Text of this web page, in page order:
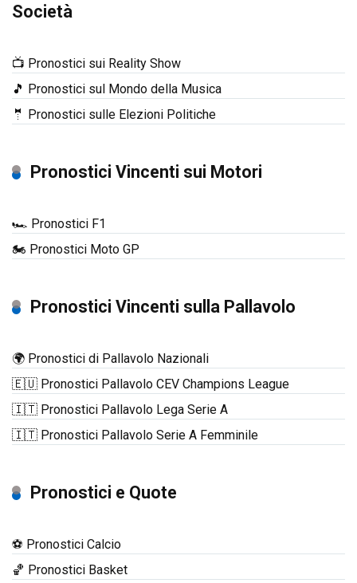
Società
📺 Pronostici sui Reality Show
🎵 Pronostici sul Mondo della Musica
🤵 Pronostici sulle Elezioni Politiche
Pronostici Vincenti sui Motori
🏎️ Pronostici F1
🏍️ Pronostici Moto GP
Pronostici Vincenti sulla Pallavolo
🌍 Pronostici di Pallavolo Nazionali
🇪🇺 Pronostici Pallavolo CEV Champions League
🇮🇹 Pronostici Pallavolo Lega Serie A
🇮🇹 Pronostici Pallavolo Serie A Femminile
Pronostici e Quote
⚽ Pronostici Calcio
🏀 Pronostici Basket